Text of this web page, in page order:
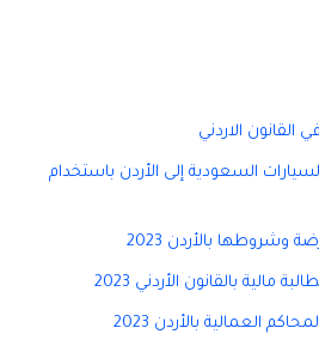
الاردني
السعودية إلى الأردن باستخدام
بالأردن 2023
بالقانون الأردني 2023
العمالية بالأردن 2023